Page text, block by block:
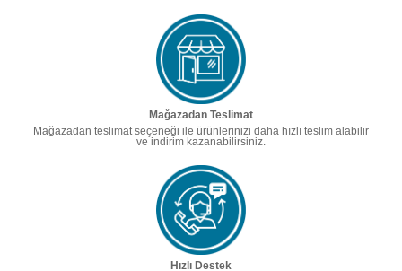
Mağazadan Teslimat
Mağazadan teslimat seçeneği ile ürünlerinizi daha hızlı teslim alabilir
ve indirim kazanabilirsiniz.
Hızlı Destek